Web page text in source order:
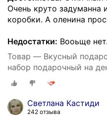
Очень круто задуманна
коробки. А оленина
Недостатки: Вооьще
Товар — Вкусный
набор подарочный на
Светлана Кастиди
242 отзыва